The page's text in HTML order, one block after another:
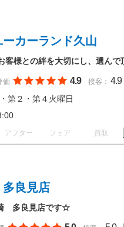
カーランド久山
様との絆を大切にし、選んで
価 4.9 接客： 4.9
第２・第４火曜日
アフター フェア 買取
良見店
多良見店です☆